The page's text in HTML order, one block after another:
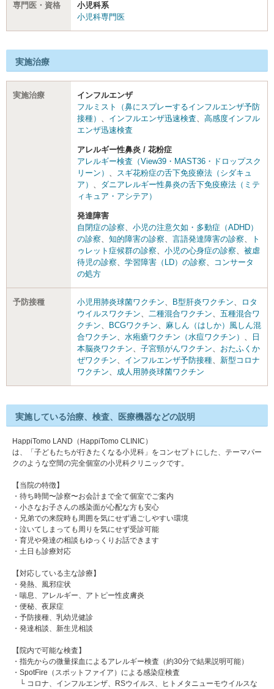
専門医・資格
小児科系
小児科専門医
実施治療
実施治療
インフルエンザ
フルミスト（鼻にスプレーするインフルエンザ予防
接種） 、 インフルエンザ迅速検査、 高感度インフル
エンザ迅速検査
アレルギー性鼻炎 / 花粉症
アレルギー検査（View39・MAST36・ドロップスク
リーン） 、 スギ花粉症の舌下免疫療法（シダキュ
ア） 、 ダニアレルギー性鼻炎の舌下免疫療法（ミテ
ィキュア・アシテア）
発達障害
自閉症の診察、 小児の注意欠如・多動症（ADHD）
の診察、 知的障害の診察、 言語発達障害の診察、
ト
ゥレット症候群の診察、 小児の心身症の診察、 被虐
待児の診察、 学習障害（LD）の診察、
コンサータ
の処方
予防接種 小児用肺炎球菌ワクチン、 B型肝炎ワクチン、
ロタ
ウイルスワクチン、 二種混合ワクチン、 五種混合ワ
クチン、 BCGワクチン、 麻しん（はしか）風しん混
合ワクチン、 水疱瘡ワクチン（水痘ワクチン） 、
日
本脳炎ワクチン、 子宮頸がんワクチン、 おたふくか
ぜワクチン、 インフルエンザ予防接種、 新型コロナ
ワクチン、 成人用肺炎球菌ワクチン
実施している治療、検査、医療機器などの説明
HappiTomo LAND（HappiTomo CLINIC）
は、「子どもたちが行きたくなる小児科」をコンセプトにした、テーマパー
クのような空間の完全個室の小児科クリニックです。
【当院の特徴】
・待ち時間〜診察〜お会計まで全て個室でご案内
・小さなお子さんの感染面が心配な方も安心
・兄弟での来院時も周囲を気にせず過ごしやすい環境
・泣いてしまっても周りを気にせず受診可能
・育児や発達の相談もゆっくりお話できます
・土日も診療対応
【対応している主な診療】
・発熱、風邪症状
・喘息、アレルギー、アトピー性皮膚炎
・便秘、夜尿症
・予防接種、乳幼児健診
・発達相談、新生児相談
【院内で可能な検査】
・指先からの微量採血によるアレルギー検査（約30分で結果説明可能）
・SpotFire（スポットファイア）による感染症検査
└ コロナ、インフルエンザ、RSウイルス、ヒトメタニューモウイルスな